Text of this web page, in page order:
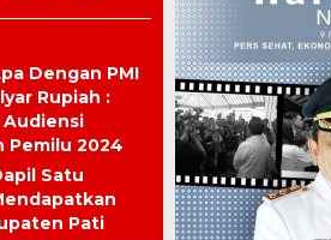
Dengan PMI
Rupiah :
Audiensi
Pemilu 2024
Satu
Pati